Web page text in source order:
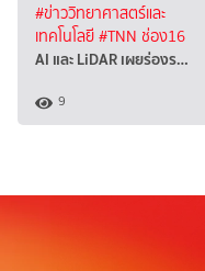
#ข่าววิทยาศาสตร์และ
เทคโนโลยี#TNN ช่อง16
AI และ LiDAR เผยร่องร…
9